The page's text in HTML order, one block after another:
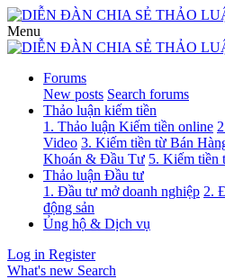
Menu
Forums
New posts Search forums
Thảo luận kiếm tiền
1. Thảo luận Kiếm tiền online
Video 3. Kiếm tiền từ Bán
Khoán & Đầu Tư 5. Kiếm
Thảo luận Đầu tư
1. Đầu tư mở doanh nghiệp 2.
động sản
Ủng hộ & Dịch vụ
Log in Register
What's new Search